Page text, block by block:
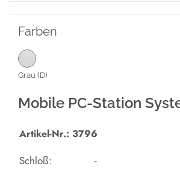
Farben
Grau (D)
Mobile PC-Station
Artikel-Nr.: 3796
Schloß:
-